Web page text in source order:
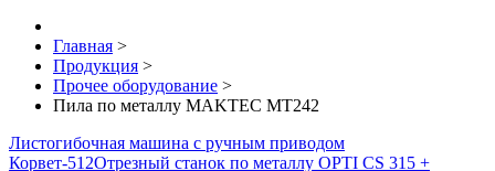
Главная >
Продукция >
Прочее оборудование >
Пила по металлу MAKTEC MT242
Листогибочная машина с ручным приводом
Корвет-512Отрезный станок по металлу OPTI CS 315 +